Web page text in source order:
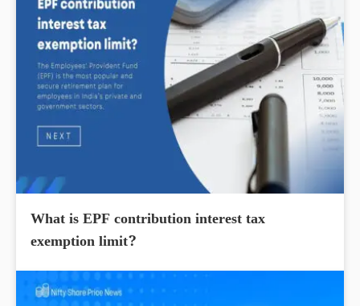
What is EPF contribution interest tax
exemption limit?